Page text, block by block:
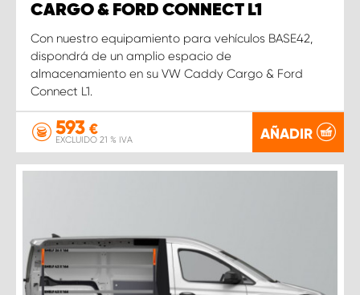
CARGO & FORD CONNECT L1
Con nuestro equipamiento para vehículos BASE42,
dispondrá de un amplio espacio de
almacenamiento en su VW Caddy Cargo & Ford
Connect L1.
593 €
EXCLUIDO 21 % IVA AÑADIR